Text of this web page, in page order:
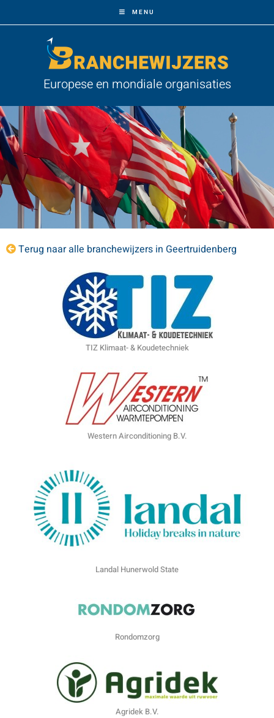
MENU
Europese en mondiale organisaties
Terug naar alle branchewijzers in Geertruidenberg
TIZ Klimaat- & Koudetechniek
Western Airconditioning B.V.
Landal Hunerwold State
Rondomzorg
Agridek B.V.